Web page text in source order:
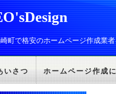
町で格安のホームページ作成業
いさつ ホームページ作成